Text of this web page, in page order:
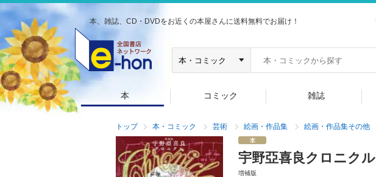
本、雑誌、CD・DVDをお近くの本屋さんに送料無料でお届け！
本 コミック 雑誌
トップ 本・コミック 芸術 絵画・作品集 絵画・作品集その他
宇野亞喜良クロニクル
増補版